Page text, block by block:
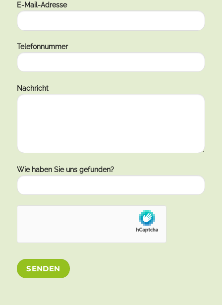
E-Mail-Adresse
Telefonnummer
Nachricht
Wie haben Sie uns gefunden?